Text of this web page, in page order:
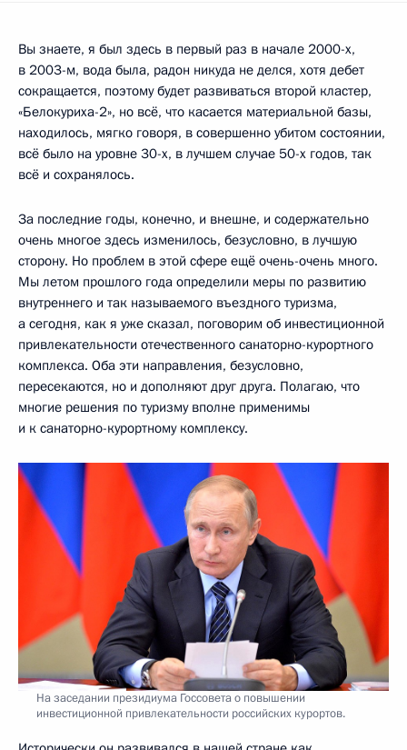
Вы знаете, я был здесь в первый раз в начале 2000-х,
в 2003-м, вода была, радон никуда не делся, хотя дебет
сокращается, поэтому будет развиваться второй кластер,
«Белокуриха-2», но всё, что касается материальной базы,
находилось, мягко говоря, в совершенно убитом состоянии,
всё было на уровне 30-х, в лучшем случае 50-х годов, так
всё и сохранялось.
За последние годы, конечно, и внешне, и содержательно
очень многое здесь изменилось, безусловно, в лучшую
сторону. Но проблем в этой сфере ещё очень-очень много.
Мы летом прошлого года определили меры по развитию
внутреннего и так называемого въездного туризма,
а сегодня, как я уже сказал, поговорим об инвестиционной
привлекательности отечественного санаторно-курортного
комплекса. Оба эти направления, безусловно,
пересекаются, но и дополняют друг друга. Полагаю, что
многие решения по туризму вполне применимы
и к санаторно-курортному комплексу.
На заседании президиума Госсовета о повышении
инвестиционной привлекательности российских курортов.